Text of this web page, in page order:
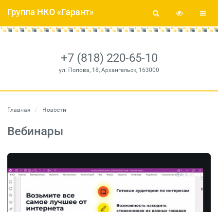
+7 (818) 220-65-10
ул. Попова, 18, Архангельск, 163000
Группа НКО «Гарант»
Главная Новости
Вебинары